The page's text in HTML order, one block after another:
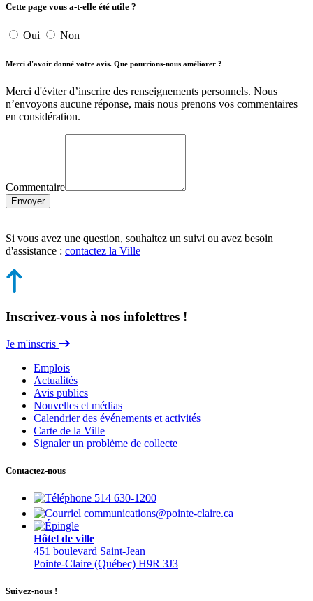
Cette page vous a-t-elle été utile ?
Oui Non
Merci d'avoir donné votre avis. Que pourrions-nous améliorer ?
Merci d'éviter d’inscrire des renseignements personnels. Nous
n’envoyons aucune réponse, mais nous prenons vos commentaires
en considération.
Commentaire
Envoyer
Si vous avez une question, souhaitez un suivi ou avez besoin
d'assistance : contactez la Ville
Inscrivez-vous à nos infolettres !
Je m'inscris
Emplois
Actualités
Avis publics
Nouvelles et médias
Calendrier des événements et activités
Carte de la Ville
Signaler un problème de collecte
Contactez-nous
514 630-1200
communications@pointe-claire.ca
Hôtel de ville
451 boulevard Saint-Jean
Pointe-Claire (Québec) H9R 3J3
Suivez-nous !